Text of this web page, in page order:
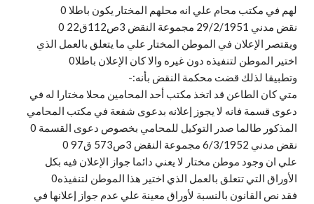
لهم في مكتب محام علي انه محلهم المختار يكون باطلا 0
نقض مدني 29/2/1951 مجموعة النقض 3ص112ق22 0
ويقتصر الإعلان في الموطن المختار علي ما يتعلق بالعمل الذي
اختير الموطن لتنفيذه دون غيره والا كان الإعلان باطلا0
وتطبيقا لذلك قضت محكمة النقض بأنه:-
متي كان الطاعن قد اتخذ مكتب أحد المحامين محلا مختارا له في
دعوى قسمة فانه لا يجوز إعلانه بدعوى شفعة في مكتب المحامي
المذكور طالما صدر التوكيل للمحامي بخصوص دعوى القسمة 0
نقض مدني 6/3/1952 مجموعة النقض 3ص573 ق97 0
علي ان وجود موطن مختار لا يعني دائما جواز الإعلان فيه بكل
الأوراق التي تتعلق بالعمل الذي اختير هذا الموطن لتنفيذه0
فقد نص القانون بالنسبة لأوراق معينة علي عدم جواز إعلانها في